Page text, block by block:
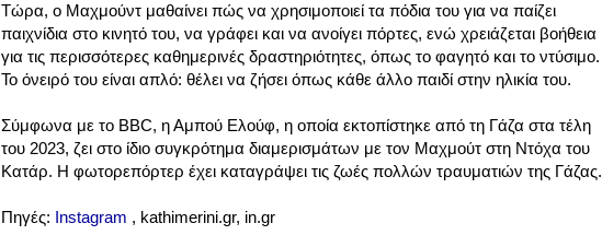
Τώρα, ο Μαχμούντ μαθαίνει πώς να χρησιμοποιεί τα πόδια του για να παίζει
παιχνίδια στο κινητό του, να γράφει και να ανοίγει πόρτες, ενώ χρειάζεται βοήθεια
για τις περισσότερες καθημερινές δραστηριότητες, όπως το φαγητό και το ντύσιμο.
Το όνειρό του είναι απλό: θέλει να ζήσει όπως κάθε άλλο παιδί στην ηλικία του.
Σύμφωνα με το BBC, η Αμπού Ελούφ, η οποία εκτοπίστηκε από τη Γάζα στα τέλη
του 2023, ζει στο ίδιο συγκρότημα διαμερισμάτων με τον Μαχμούτ στη Ντόχα του
Κατάρ. Η φωτορεπόρτερ έχει καταγράψει τις ζωές πολλών τραυματιών της Γάζας.
Πηγές: Instagram , kathimerini.gr, in.gr